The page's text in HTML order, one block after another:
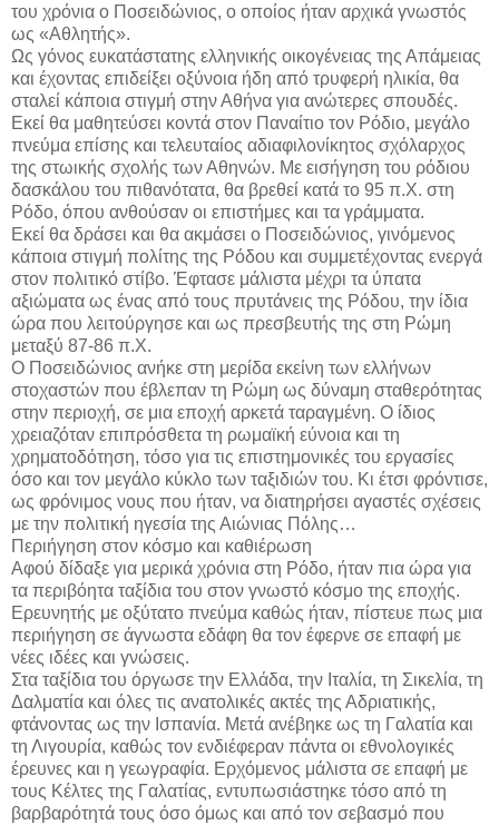
του χρόνια ο Ποσειδώνιος, ο οποίος ήταν αρχικά γνωστός
ως «Αθλητής».
Ως γόνος ευκατάστατης ελληνικής οικογένειας της Απάμειας
και έχοντας επιδείξει οξύνοια ήδη από τρυφερή ηλικία, θα
σταλεί κάποια στιγμή στην Αθήνα για ανώτερες σπουδές.
Εκεί θα μαθητεύσει κοντά στον Παναίτιο τον Ρόδιο, μεγάλο
πνεύμα επίσης και τελευταίος αδιαφιλονίκητος σχόλαρχος
της στωικής σχολής των Αθηνών. Με εισήγηση του ρόδιου
δασκάλου του πιθανότατα, θα βρεθεί κατά το 95 π.Χ. στη
Ρόδο, όπου ανθούσαν οι επιστήμες και τα γράμματα.
Εκεί θα δράσει και θα ακμάσει ο Ποσειδώνιος, γινόμενος
κάποια στιγμή πολίτης της Ρόδου και συμμετέχοντας ενεργά
στον πολιτικό στίβο. Έφτασε μάλιστα μέχρι τα ύπατα
αξιώματα ως ένας από τους πρυτάνεις της Ρόδου, την ίδια
ώρα που λειτούργησε και ως πρεσβευτής της στη Ρώμη
μεταξύ 87-86 π.Χ.
Ο Ποσειδώνιος ανήκε στη μερίδα εκείνη των ελλήνων
στοχαστών που έβλεπαν τη Ρώμη ως δύναμη σταθερότητας
στην περιοχή, σε μια εποχή αρκετά ταραγμένη. Ο ίδιος
χρειαζόταν επιπρόσθετα τη ρωμαϊκή εύνοια και τη
χρηματοδότηση, τόσο για τις επιστημονικές του εργασίες
όσο και τον μεγάλο κύκλο των ταξιδιών του. Κι έτσι φρόντισε,
ως φρόνιμος νους που ήταν, να διατηρήσει αγαστές σχέσεις
με την πολιτική ηγεσία της Αιώνιας Πόλης…
Περιήγηση στον κόσμο και καθιέρωση
Αφού δίδαξε για μερικά χρόνια στη Ρόδο, ήταν πια ώρα για
τα περιβόητα ταξίδια του στον γνωστό κόσμο της εποχής.
Ερευνητής με οξύτατο πνεύμα καθώς ήταν, πίστευε πως μια
περιήγηση σε άγνωστα εδάφη θα τον έφερνε σε επαφή με
νέες ιδέες και γνώσεις.
Στα ταξίδια του όργωσε την Ελλάδα, την Ιταλία, τη Σικελία, τη
Δαλματία και όλες τις ανατολικές ακτές της Αδριατικής,
φτάνοντας ως την Ισπανία. Μετά ανέβηκε ως τη Γαλατία και
τη Λιγουρία, καθώς τον ενδιέφεραν πάντα οι εθνολογικές
έρευνες και η γεωγραφία. Ερχόμενος μάλιστα σε επαφή με
τους Κέλτες της Γαλατίας, εντυπωσιάστηκε τόσο από τη
βαρβαρότητά τους όσο όμως και από τον σεβασμό που